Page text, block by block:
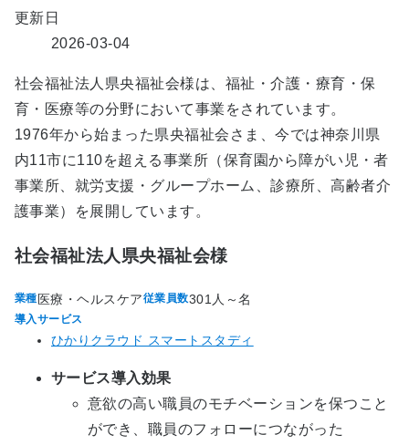
更新日
2026-03-04
社会福祉法人県央福祉会様は、福祉・介護・療育・保
育・医療等の分野において事業をされています。
1976年から始まった県央福祉会さま、今では神奈川県
内11市に110を超える事業所（保育園から障がい児・者
事業所、就労支援・グループホーム、診療所、高齢者介
護事業）を展開しています。
社会福祉法人県央福祉会様
業種 医療・ヘルスケア従業員数301人～名
導入サービス
ひかりクラウド スマートスタディ
サービス導入効果
意欲の高い職員のモチベーションを保つこと
ができ、職員のフォローにつながった